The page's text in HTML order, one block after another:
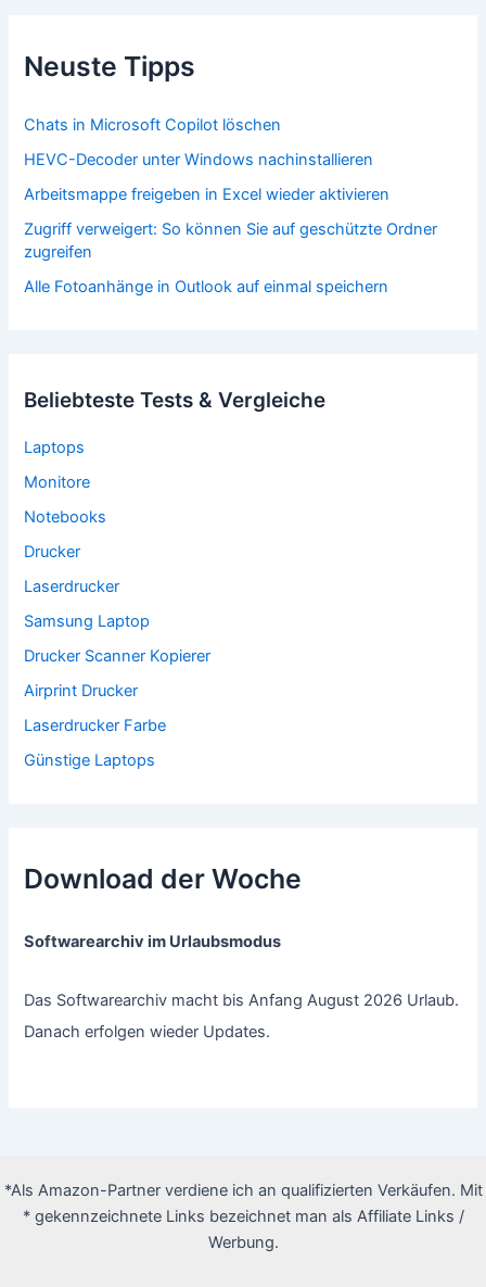
Neuste Tipps
Chats in Microsoft Copilot löschen
HEVC-Decoder unter Windows nachinstallieren
Arbeitsmappe freigeben in Excel wieder aktivieren
Zugriff verweigert: So können Sie auf geschützte Ordner
zugreifen
Alle Fotoanhänge in Outlook auf einmal speichern
Beliebteste Tests & Vergleiche
Laptops
Monitore
Notebooks
Drucker
Laserdrucker
Samsung Laptop
Drucker Scanner Kopierer
Airprint Drucker
Laserdrucker Farbe
Günstige Laptops
Download der Woche
Softwarearchiv im Urlaubsmodus
Das Softwarearchiv macht bis Anfang August 2026 Urlaub.
Danach erfolgen wieder Updates.
*Als Amazon-Partner verdiene ich an qualifizierten Verkäufen. Mit
* gekennzeichnete Links bezeichnet man als Affiliate Links /
Werbung.